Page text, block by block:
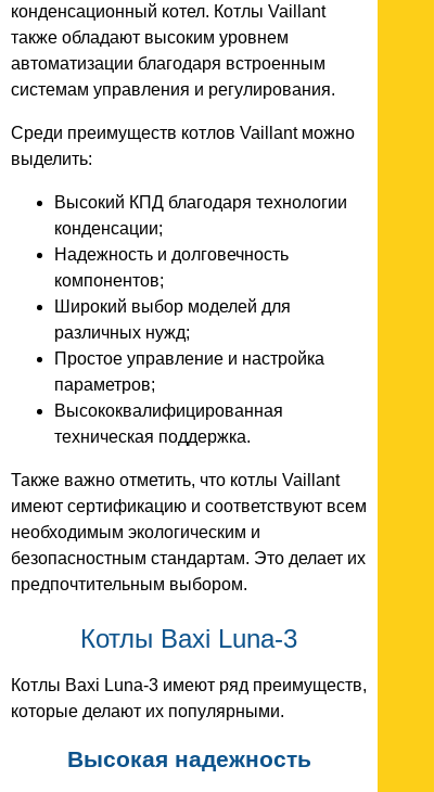
конденсационный котел. Котлы Vaillant
также обладают высоким уровнем
автоматизации благодаря встроенным
системам управления и регулирования.
Среди преимуществ котлов Vaillant можно
выделить:
Высокий КПД благодаря технологии
конденсации;
Надежность и долговечность
компонентов;
Широкий выбор моделей для
различных нужд;
Простое управление и настройка
параметров;
Высококвалифицированная
техническая поддержка.
Также важно отметить, что котлы Vaillant
имеют сертификацию и соответствуют всем
необходимым экологическим и
безопасностным стандартам. Это делает их
предпочтительным выбором.
Котлы Baxi Luna-3
Котлы Baxi Luna-3 имеют ряд преимуществ,
которые делают их популярными.
Высокая надежность